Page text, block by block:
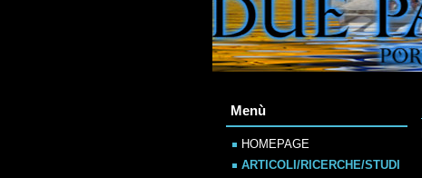
Menù
HOMEPAGE
ARTICOLI/RICERCHE/STUDI